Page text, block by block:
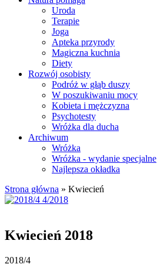
Uroda
Terapie
Joga
Apteka przyrody
Magiczna kuchnia
Diety
Rozwój osobisty
Podróż w głąb duszy
W poszukiwaniu mocy
Kobieta i mężczyzna
Psychotesty
Wróżka dla ducha
Archiwum
Wróżka
Wróżka - wydanie specjalne
Najlepsza okładka
Strona główna » Kwiecień
Kwiecień 2018
2018/4